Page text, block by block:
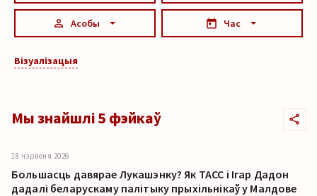
Асобы Час
Візуалізацыя
Мы знайшлі 5 фэйкаў
18 чэрвеня 2026
Большасць давярае Лукашэнку? Як ТАСС і Ігар Дадон
дадалі беларускаму палітыку прыхільнікаў у Малдове